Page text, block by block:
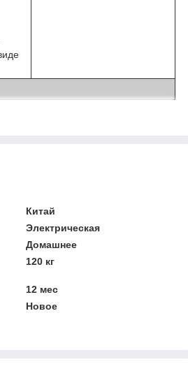
Китай
Электрическая
Домашнее
120 кг
12 мес
Новое